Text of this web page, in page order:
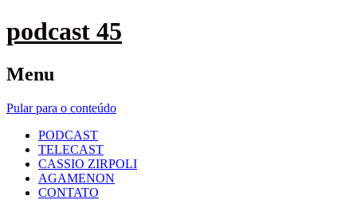
podcast 45
Menu
Pular para o conteúdo
PODCAST
TELECAST
CASSIO ZIRPOLI
AGAMENON
CONTATO